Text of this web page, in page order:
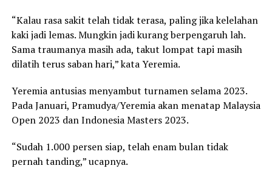
“Kalau rasa sakit telah tidak terasa, paling jika kelelahan
kaki jadi lemas. Mungkin jadi kurang berpengaruh lah.
Sama traumanya masih ada, takut lompat tapi masih
dilatih terus saban hari,” kata Yeremia.
Yeremia antusias menyambut turnamen selama 2023.
Pada Januari, Pramudya/Yeremia akan menatap Malaysia
Open 2023 dan Indonesia Masters 2023.
“Sudah 1.000 persen siap, telah enam bulan tidak
pernah tanding,” ucapnya.